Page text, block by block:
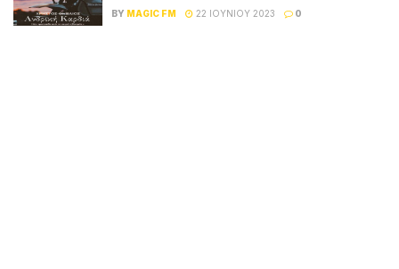
BY MAGIC FM 22 ΙΟΥΝΊΟΥ 2023 0